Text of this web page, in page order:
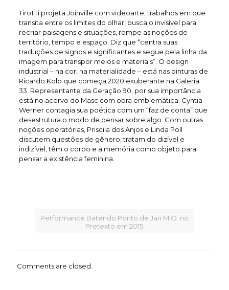
TiroTTi projeta Joinville com videoarte, trabalhos em que
transita entre os limites do olhar, busca o invisível para
recriar paisagens e situações, rompe as noções de
território, tempo e espaço. Diz que “centra suas
traduções de signos e significantes e segue pela linha da
imagem para transpor meios e materiais”. O design
industrial – na cor, na materialidade – está nas pinturas de
Ricardo Kolb que começa 2020 exuberante na Galeria
33. Representante da Geração 90, por sua importância
está no acervo do Masc com obra emblemática. Cyntia
Werner contagia sua poética com um “faz de conta” que
desestrutura o modo de pensar sobre algo. Com outras
noções operatórias, Priscila dos Anjos e Linda Poll
discutem questões de gênero, tratam do dizível e
indizível, têm o corpo e a memória como objeto para
pensar a existência feminina.
Performance Batendo Ponto de Jan M.O. no
Pretexto em 2015
Comments are closed.